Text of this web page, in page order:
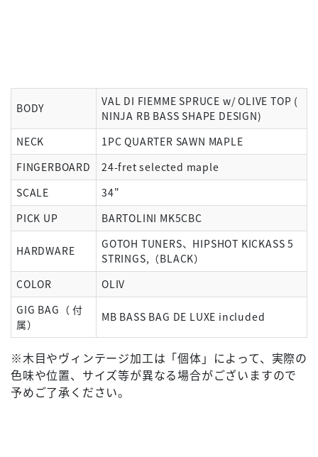
BODY
VAL DI FIEMME SPRUCE w/ OLIVE TOP (
NINJA RB BASS SHAPE DESIGN)
NECK
1PC QUARTER SAWN MAPLE
FINGERBOARD
24-fret selected maple
SCALE
34"
PICK UP
BARTOLINI MK5CBC
HARDWARE
GOTOH TUNERS、HIPSHOT KICKASS 5
STRINGS,（BLACK）
COLOR
OLIV
GIG BAG（ 付
属）
MB BASS BAG DE LUXE included
※木目やヴィンテージ加工は「個体」によって、実際の
色味や位置、サイズ等が異なる場合がございますので
予めご了承ください。